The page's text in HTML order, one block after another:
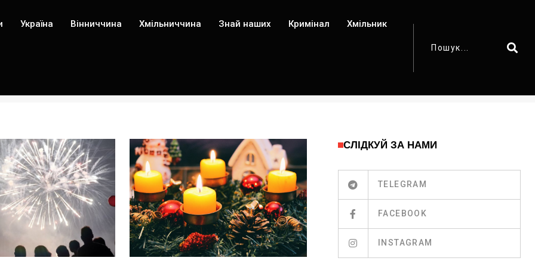
Україна Вінниччина Хмільниччина Знай наших Кримінал Хмільник
СЛІДКУЙ ЗА НАМИ
TELEGRAM
FACEBOOK
INSTAGRAM